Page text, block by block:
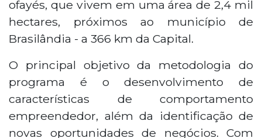
ofayés, que vivem em uma área de 2,4 mil
hectares, próximos ao município de
Brasilândia - a 366 km da Capital.
O principal objetivo da metodologia do
programa é o desenvolvimento de
características de comportamento
empreendedor, além da identificação de
novas oportunidades de negócios. Com